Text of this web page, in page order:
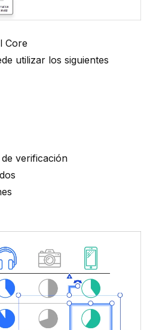
Core
utilizar los siguientes
verificación